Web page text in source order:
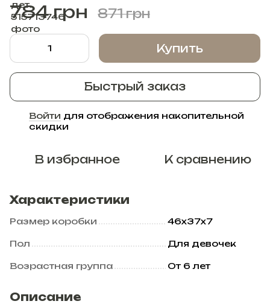
784 грн 871 грн
Купить
Быстрый заказ
Войти для отображения накопительной
скидки
В избранное К сравнению
Характеристики
Размер коробки 46х37х7
Пол Для девочек
Возрастная группа От 6 лет
Описание